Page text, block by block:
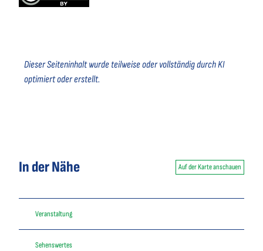
Dieser Seiteninhalt wurde teilweise oder vollständig durch KI
optimiert oder erstellt.
In der Nähe Auf der Karte anschauen
Veranstaltung
Sehenswertes